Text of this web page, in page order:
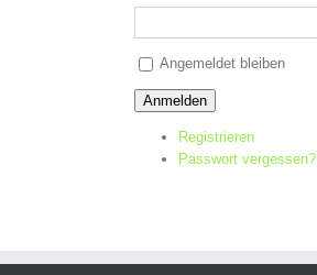
Alternative:
Angemeldet bleiben
Anmelden
Registrieren
Passwort vergessen?